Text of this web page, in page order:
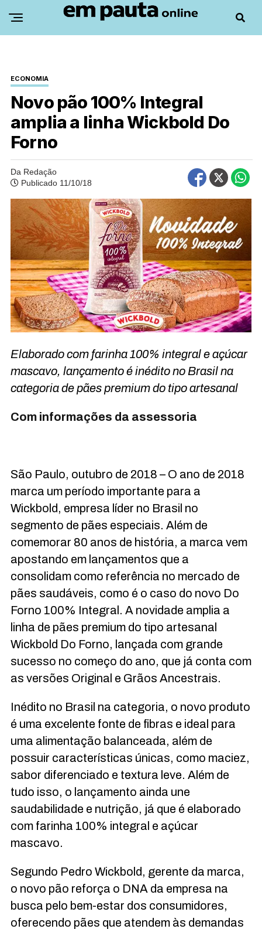
ECONOMIA
Novo pão 100% Integral
amplia a linha Wickbold Do
Forno
Da Redação
Publicado 11/10/18
Elaborado com farinha 100% integral e açúcar
mascavo, lançamento é inédito no Brasil na
categoria de pães premium do tipo artesanal
Com informações da assessoria
São Paulo, outubro de 2018 – O ano de 2018
marca um período importante para a
Wickbold, empresa líder no Brasil no
segmento de pães especiais. Além de
comemorar 80 anos de história, a marca vem
apostando em lançamentos que a
consolidam como referência no mercado de
pães saudáveis, como é o caso do novo Do
Forno 100% Integral. A novidade amplia a
linha de pães premium do tipo artesanal
Wickbold Do Forno, lançada com grande
sucesso no começo do ano, que já conta com
as versões Original e Grãos Ancestrais.
Inédito no Brasil na categoria, o novo produto
é uma excelente fonte de fibras e ideal para
uma alimentação balanceada, além de
possuir características únicas, como maciez,
sabor diferenciado e textura leve. Além de
tudo isso, o lançamento ainda une
saudabilidade e nutrição, já que é elaborado
com farinha 100% integral e açúcar
mascavo.
Segundo Pedro Wickbold, gerente da marca,
o novo pão reforça o DNA da empresa na
busca pelo bem-estar dos consumidores,
oferecendo pães que atendem às demandas